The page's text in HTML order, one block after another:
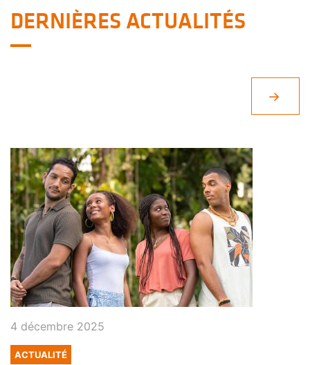
DERNIÈRES ACTUALITÉS
c
4 décembre 2025
ACTUALITÉ